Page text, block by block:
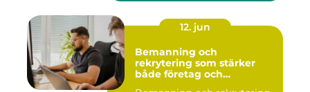
12. jun
Bemanning och
rekrytering som stärker
både företag och